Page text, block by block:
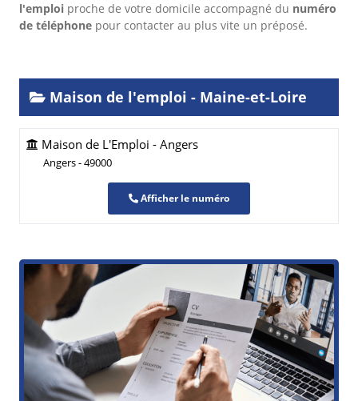
l'emploi proche de votre domicile accompagné du numéro
de téléphone pour contacter au plus vite un préposé.
Maison de l'emploi - Maine-et-Loire
Maison de L'Emploi - Angers
Angers - 49000
Afficher le numéro